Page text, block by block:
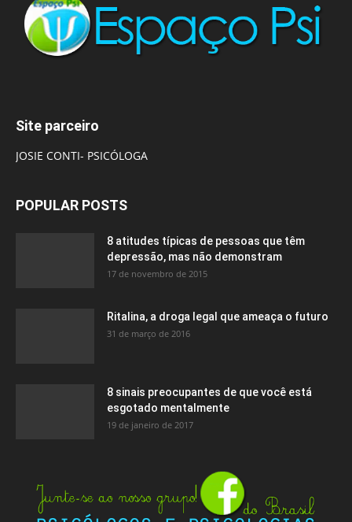
Site parceiro
JOSIE CONTI- PSICÓLOGA
POPULAR POSTS
8 atitudes típicas de pessoas que têm
depressão, mas não demonstram
17 de novembro de 2015
Ritalina, a droga legal que ameaça o futuro
31 de março de 2016
8 sinais preocupantes de que você está
esgotado mentalmente
19 de janeiro de 2017